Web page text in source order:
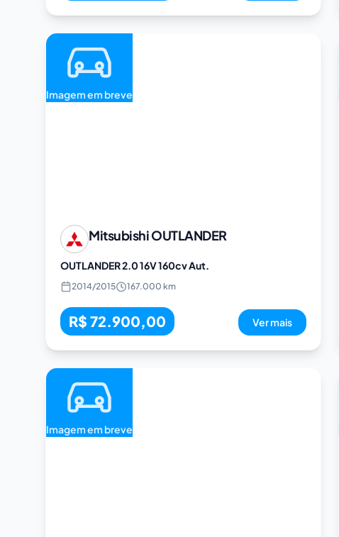
Imagem em breve
MitsubishiOUTLANDER
OUTLANDER 2.0 16V 160cv Aut.
2014/2015 167.000 km
R$ 72.900,00 Ver mais
Imagem em breve